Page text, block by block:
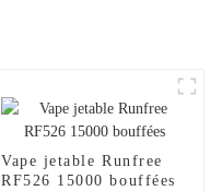
Vape jetable Runfree
RF526 15000 bouffées